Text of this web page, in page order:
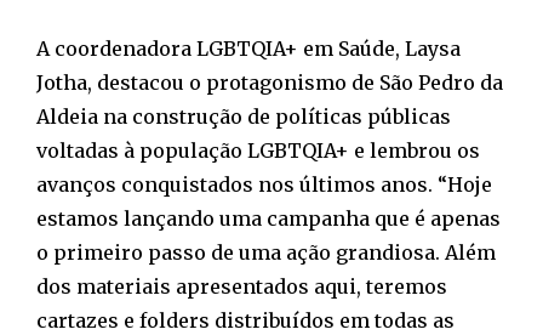
A coordenadora LGBTQIA+ em Saúde, Laysa
Jotha, destacou o protagonismo de São Pedro da
Aldeia na construção de políticas públicas
voltadas à população LGBTQIA+ e lembrou os
avanços conquistados nos últimos anos. “Hoje
estamos lançando uma campanha que é apenas
o primeiro passo de uma ação grandiosa. Além
dos materiais apresentados aqui, teremos
cartazes e folders distribuídos em todas as